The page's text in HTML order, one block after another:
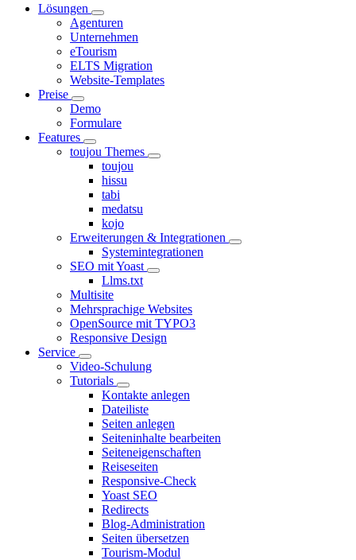
Lösungen
Agenturen
Unternehmen
eTourism
ELTS Migration
Website-Templates
Preise
Demo
Formulare
Features
toujou Themes
toujou
hissu
tabi
medatsu
kojo
Erweiterungen & Integrationen
Systemintegrationen
SEO mit Yoast
Llms.txt
Multisite
Mehrsprachige Websites
OpenSource mit TYPO3
Responsive Design
Service
Video-Schulung
Tutorials
Kontakte anlegen
Dateiliste
Seiten anlegen
Seiteninhalte bearbeiten
Seiteneigenschaften
Reiseseiten
Responsive-Check
Yoast SEO
Redirects
Blog-Administration
Seiten übersetzen
Tourism-Modul